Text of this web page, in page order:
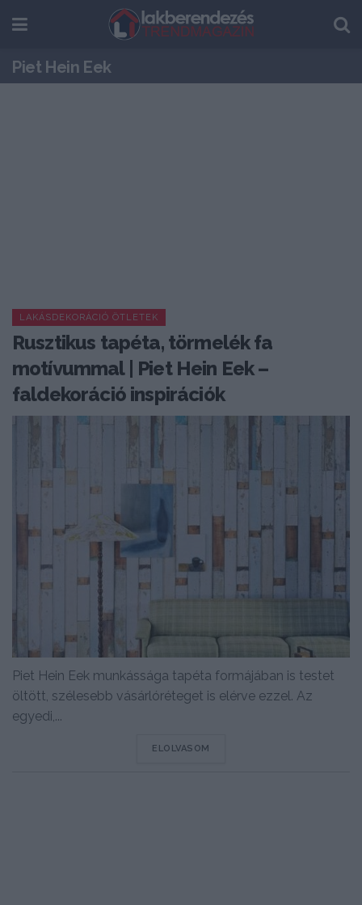
Piet Hein Eek
LAKÁSDEKORÁCIÓ ÖTLETEK
Rusztikus tapéta, törmelék fa
motívummal | Piet Hein Eek –
faldekoráció inspirációk
Piet Hein Eek munkássága tapéta formájában is testet
öltött, szélesebb vásárlóréteget is elérve ezzel. Az
egyedi,...
ELOLVASOM